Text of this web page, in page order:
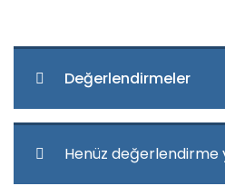
Değerlendirmeler
Henüz değerlendirme